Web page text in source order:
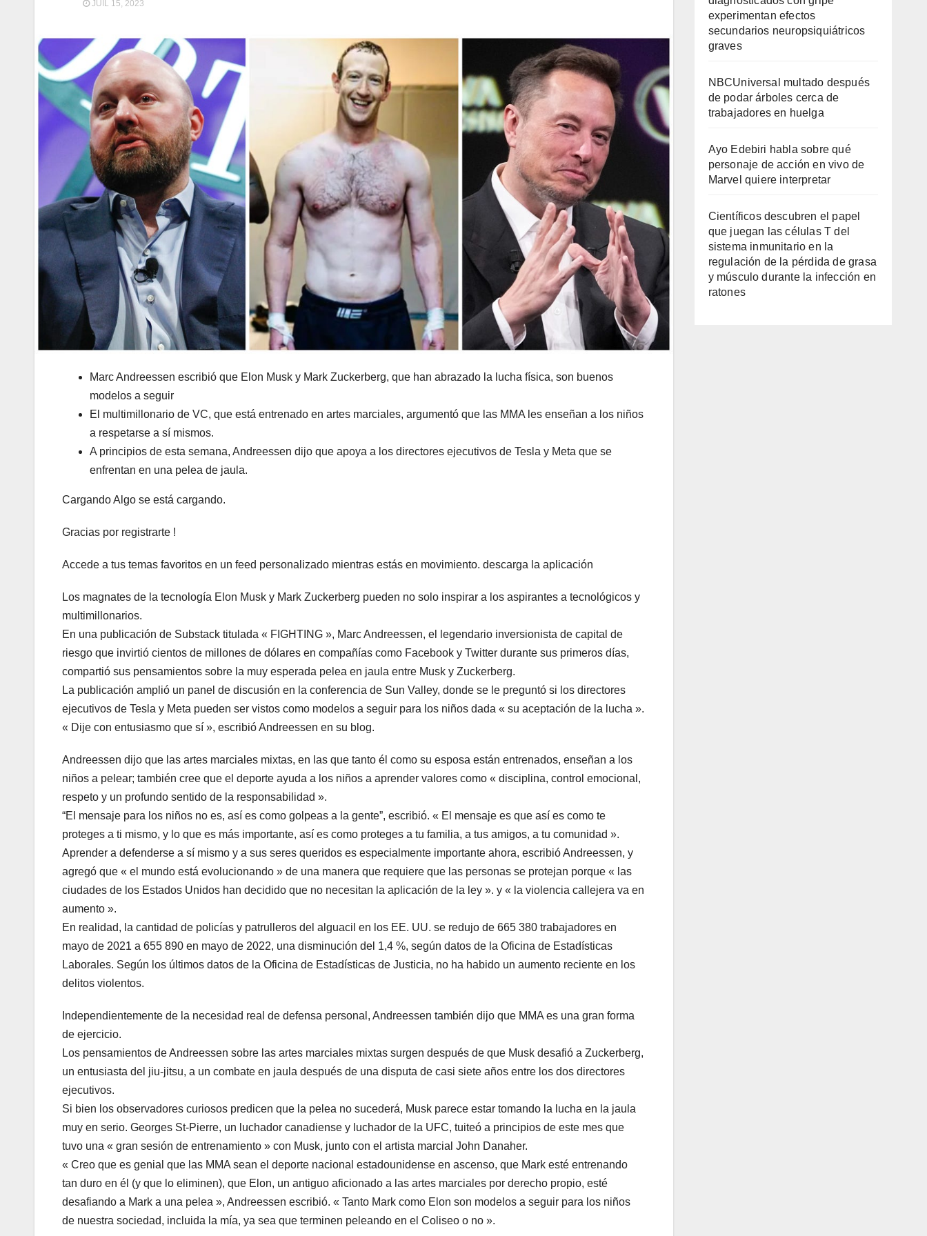
JUIL 15, 2023
Marc Andreessen escribió que Elon Musk y Mark Zuckerberg, que han abrazado la lucha física, son buenos
modelos a seguir
El multimillonario de VC, que está entrenado en artes marciales, argumentó que las MMA les enseñan a los niños
a respetarse a sí mismos.
A principios de esta semana, Andreessen dijo que apoya a los directores ejecutivos de Tesla y Meta que se
enfrentan en una pelea de jaula.
Cargando Algo se está cargando.
Gracias por registrarte !
Accede a tus temas favoritos en un feed personalizado mientras estás en movimiento. descarga la aplicación
Los magnates de la tecnología Elon Musk y Mark Zuckerberg pueden no solo inspirar a los aspirantes a tecnológicos y
multimillonarios.
En una publicación de Substack titulada « FIGHTING », Marc Andreessen, el legendario inversionista de capital de
riesgo que invirtió cientos de millones de dólares en compañías como Facebook y Twitter durante sus primeros días,
compartió sus pensamientos sobre la muy esperada pelea en jaula entre Musk y Zuckerberg.
La publicación amplió un panel de discusión en la conferencia de Sun Valley, donde se le preguntó si los directores
ejecutivos de Tesla y Meta pueden ser vistos como modelos a seguir para los niños dada « su aceptación de la lucha ».
« Dije con entusiasmo que sí », escribió Andreessen en su blog.
Andreessen dijo que las artes marciales mixtas, en las que tanto él como su esposa están entrenados, enseñan a los
niños a pelear; también cree que el deporte ayuda a los niños a aprender valores como « disciplina, control emocional,
respeto y un profundo sentido de la responsabilidad ».
“El mensaje para los niños no es, así es como golpeas a la gente”, escribió. « El mensaje es que así es como te
proteges a ti mismo, y lo que es más importante, así es como proteges a tu familia, a tus amigos, a tu comunidad ».
Aprender a defenderse a sí mismo y a sus seres queridos es especialmente importante ahora, escribió Andreessen, y
agregó que « el mundo está evolucionando » de una manera que requiere que las personas se protejan porque « las
ciudades de los Estados Unidos han decidido que no necesitan la aplicación de la ley ». y « la violencia callejera va en
aumento ».
En realidad, la cantidad de policías y patrulleros del alguacil en los EE. UU. se redujo de 665 380 trabajadores en
mayo de 2021 a 655 890 en mayo de 2022, una disminución del 1,4 %, según datos de la Oficina de Estadísticas
Laborales. Según los últimos datos de la Oficina de Estadísticas de Justicia, no ha habido un aumento reciente en los
delitos violentos.
Independientemente de la necesidad real de defensa personal, Andreessen también dijo que MMA es una gran forma
de ejercicio.
Los pensamientos de Andreessen sobre las artes marciales mixtas surgen después de que Musk desafió a Zuckerberg,
un entusiasta del jiu-jitsu, a un combate en jaula después de una disputa de casi siete años entre los dos directores
ejecutivos.
Si bien los observadores curiosos predicen que la pelea no sucederá, Musk parece estar tomando la lucha en la jaula
muy en serio. Georges St-Pierre, un luchador canadiense y luchador de la UFC, tuiteó a principios de este mes que
tuvo una « gran sesión de entrenamiento » con Musk, junto con el artista marcial John Danaher.
« Creo que es genial que las MMA sean el deporte nacional estadounidense en ascenso, que Mark esté entrenando
tan duro en él (y que lo eliminen), que Elon, un antiguo aficionado a las artes marciales por derecho propio, esté
desafiando a Mark a una pelea », Andreessen escribió. « Tanto Mark como Elon son modelos a seguir para los niños
de nuestra sociedad, incluida la mía, ya sea que terminen peleando en el Coliseo o no ».
experimentan efectos
secundarios neuropsiquiátricos
graves
NBCUniversal multado después
de podar árboles cerca de
trabajadores en huelga
Ayo Edebiri habla sobre qué
personaje de acción en vivo de
Marvel quiere interpretar
Científicos descubren el papel
que juegan las células T del
sistema inmunitario en la
regulación de la pérdida de grasa
y músculo durante la infección en
ratones